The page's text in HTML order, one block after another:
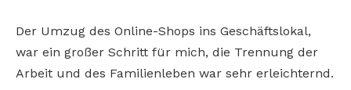
Der Umzug des Online-Shops ins Geschäftslokal,
war ein großer Schritt für mich, die Trennung der
Arbeit und des Familienleben war sehr erleichternd.